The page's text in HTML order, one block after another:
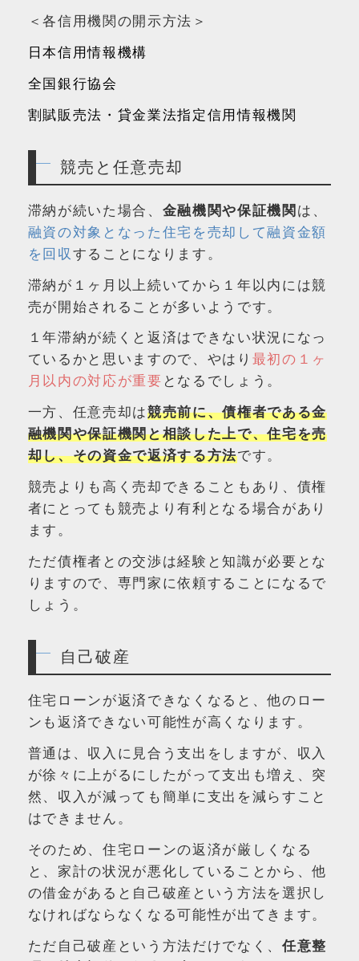
＜各信用機関の開示方法＞
日本信用情報機構
全国銀行協会
割賦販売法・貸金業法指定信用情報機関
競売と任意売却
滞納が続いた場合、 金融機関や保証機関 は、
融資の対象となった住宅を売却して融資金額
を回収 することになります。
滞納が１ヶ月以上続いてから１年以内には競
売が開始されることが多いようです。
１年滞納が続くと返済はできない状況になっ
ているかと思いますので、やはり 最初の１ヶ
月以内の対応が重要 となるでしょう。
一方、任意売却は競売前に、債権者である金
融機関や保証機関と相談した上で、住宅を売
却し、その資金で返済する方法です。
競売よりも高く売却できることもあり、債権
者にとっても競売より有利となる場合があり
ます。
ただ債権者との交渉は経験と知識が必要とな
りますので、専門家に依頼することになるで
しょう。
自己破産
住宅ローンが返済できなくなると、他のロー
ンも返済できない可能性が高くなります。
普通は、収入に見合う支出をしますが、収入
が徐々に上がるにしたがって支出も増え、突
然、収入が減っても簡単に支出を減らすこと
はできません。
そのため、住宅ローンの返済が厳しくなる
と、家計の状況が悪化していることから、他
の借金があると自己破産という方法を選択し
なければならなくなる可能性が出てきます。
ただ自己破産という方法だけでなく、任意整